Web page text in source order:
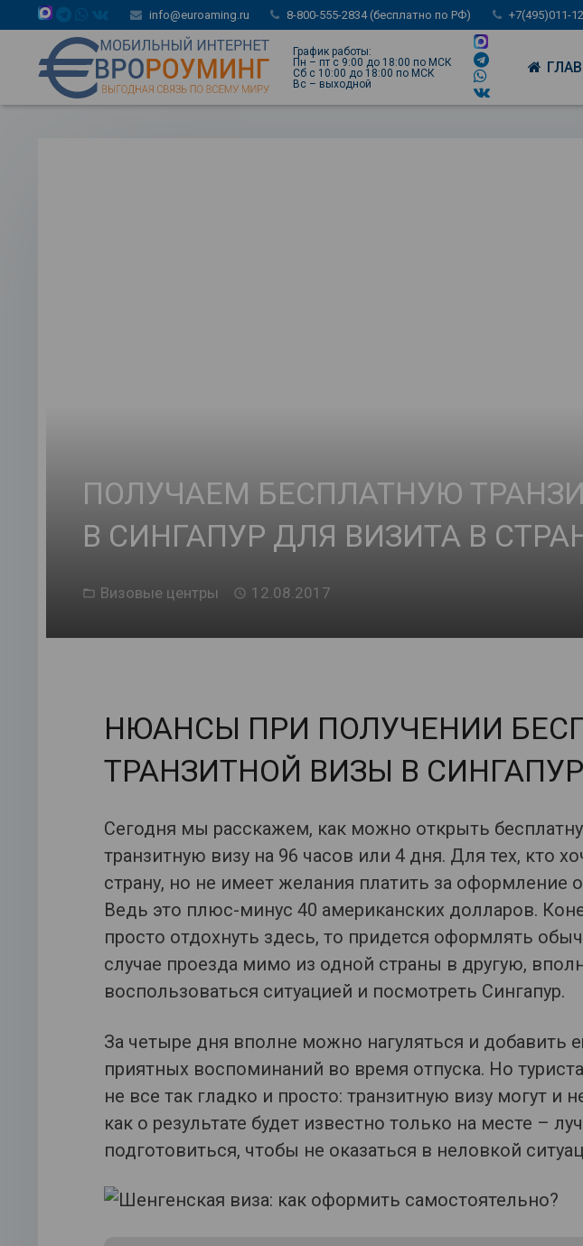
info@euroaming.ru 8-800-555-2834 (бесплатно по РФ) +7(495)011-
График работы:
Пн – пт с 9:00 до 18:00 по МСК
Сб с 10:00 до 18:00 по МСК
Вс – выходной
ПОЛУЧАЕМ БЕСПЛАТНУЮ
В СИНГАПУР ДЛЯ ВИЗИТА В
Визовые центры 12.08.2017
НЮАНСЫ ПРИ ПОЛУЧЕНИИ
ТРАНЗИТНОЙ ВИЗЫ В
Сегодня мы расскажем, как можно открыть
транзитную визу на 96 часов или 4 дня. Для тех, кто
страну, но не имеет желания платить за оформление
Ведь это плюс-минус 40 американских долларов.
просто отдохнуть здесь, то придется оформлять
случае проезда мимо из одной страны в другую,
воспользоваться ситуацией и посмотреть Сингапур.
За четыре дня вполне можно нагуляться и добавить
приятных воспоминаний во время отпуска. Но
не все так гладко и просто: транзитную визу могут и
как о результате будет известно только на месте –
подготовиться, чтобы не оказаться в неловкой